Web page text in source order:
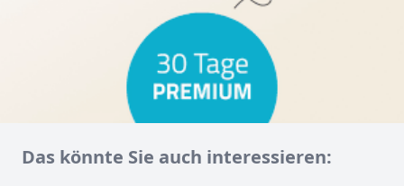
Das könnte Sie auch interessieren: